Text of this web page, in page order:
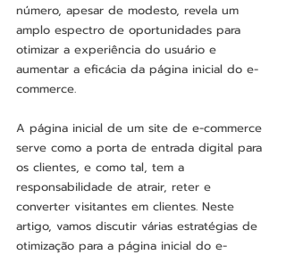
número, apesar de modesto, revela um
amplo espectro de oportunidades para
otimizar a experiência do usuário e
aumentar a eficácia da página inicial do e-
commerce.
A página inicial de um site de e-commerce
serve como a porta de entrada digital para
os clientes, e como tal, tem a
responsabilidade de atrair, reter e
converter visitantes em clientes. Neste
artigo, vamos discutir várias estratégias de
otimização para a página inicial do e-